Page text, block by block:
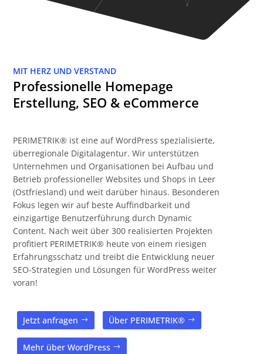
MIT HERZ UND VERSTAND
Professionelle Homepage
Erstellung, SEO & eCommerce
PERIMETRIK® ist eine auf WordPress spezialisierte,
überregionale Digitalagentur. Wir unterstützen
Unternehmen und Organisationen bei Aufbau und
Betrieb professioneller Websites und Shops in Leer
(Ostfriesland) und weit darüber hinaus. Besonderen
Fokus legen wir auf beste Auffindbarkeit und
einzigartige Benutzerführung durch Dynamic
Content. Nach weit über 300 realisierten Projekten
profitiert PERIMETRIK® heute von einem riesigen
Erfahrungsschatz und treibt die Entwicklung neuer
SEO-Strategien und Lösungen für WordPress weiter
voran!
Jetzt anfragen Über PERIMETRIK®
Mehr über WordPress